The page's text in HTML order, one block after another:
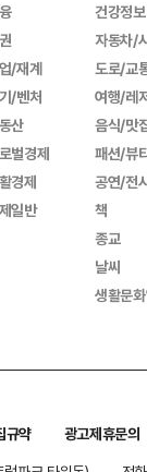
/재계
/벤처
산
벌경제
경제
일반
건강정보
자동차/
도로/교
여행/레
음식/맛
패션/뷰
공연/전
책
종교
날씨
생활문
규약
광고제휴문의